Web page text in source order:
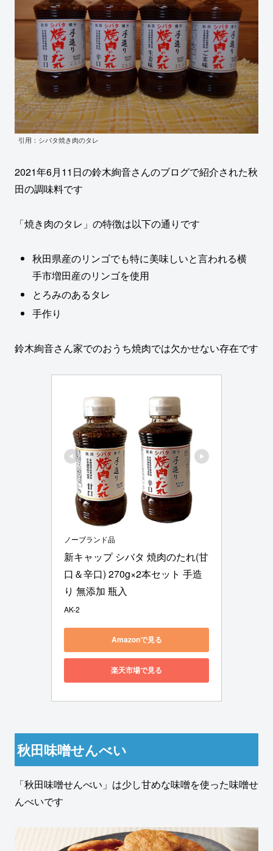
引用：シバタ焼き肉のタレ
2021年6月11日の鈴木絢音さんのブログで紹介された秋
田の調味料です
「焼き肉のタレ」の特徴は以下の通りです
秋田県産のリンゴでも特に美味しいと言われる横
手市増田産のリンゴを使用
とろみのあるタレ
手作り
鈴木絢音さん家でのおうち焼肉では欠かせない存在です
ノーブランド品
新キャップ シバタ 焼肉のたれ(甘
口＆辛口) 270g×2本セット 手造
り 無添加 瓶入
AK-2
Amazonで見る
楽天市場で見る
秋田味噌せんべい
「秋田味噌せんべい」は少し甘めな味噌を使った味噌せ
んべいです